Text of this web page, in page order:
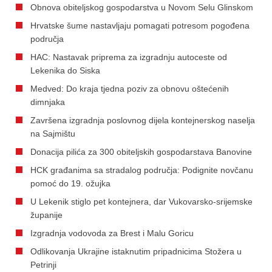
Obnova obiteljskog gospodarstva u Novom Selu Glinskom
Hrvatske šume nastavljaju pomagati potresom pogođena
područja
HAC: Nastavak priprema za izgradnju autoceste od
Lekenika do Siska
Medved: Do kraja tjedna poziv za obnovu oštećenih
dimnjaka
Završena izgradnja poslovnog dijela kontejnerskog naselja
na Sajmištu
Donacija pilića za 300 obiteljskih gospodarstava Banovine
HCK građanima sa stradalog područja: Podignite novčanu
pomoć do 19. ožujka
U Lekenik stiglo pet kontejnera, dar Vukovarsko-srijemske
županije
Izgradnja vodovoda za Brest i Malu Goricu
Odlikovanja Ukrajine istaknutim pripadnicima Stožera u
Petrinji